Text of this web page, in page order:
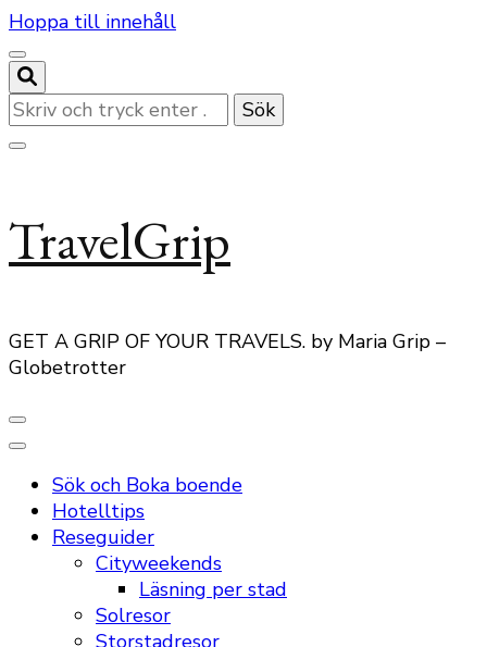
Hoppa till innehåll
Letar
du
efter
TravelGrip
GET A GRIP OF YOUR TRAVELS. by Maria Grip –
Globetrotter
Sök och Boka boende
Hotelltips
Reseguider
Cityweekends
Läsning per stad
Solresor
Storstadresor